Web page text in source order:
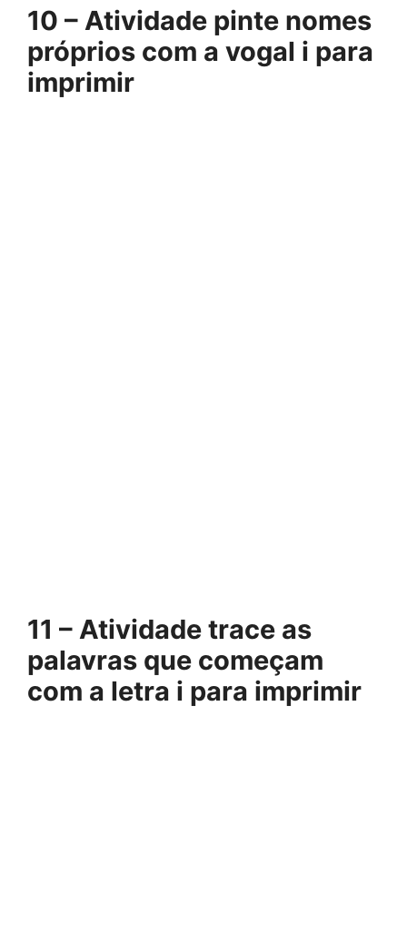
10 – Atividade pinte nomes
próprios com a vogal i para
imprimir
11 – Atividade trace as
palavras que começam
com a letra i para imprimir